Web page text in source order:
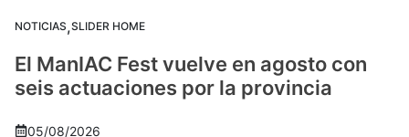
NOTICIAS,SLIDER HOME
El ManIAC Fest vuelve en agosto con
seis actuaciones por la provincia
05/08/2026